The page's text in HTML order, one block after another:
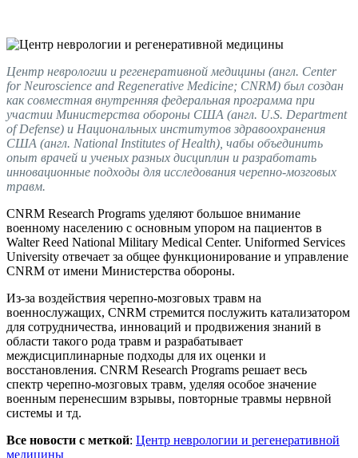
Центр неврологии и регенеративной медицины (англ. Center
for Neuroscience and Regenerative Medicine; CNRM) был создан
как совместная внутренняя федеральная программа при
участии Министерства обороны США (англ. U.S. Department
of Defense) и Национальных институтов здравоохранения
США (англ. National Institutes of Health), чабы объединить
опыт врачей и ученых разных дисциплин и разработать
инновационные подходы для исследования черепно-мозговых
травм.
CNRM Research Programs уделяют большое внимание
военному населению с основным упором на пациентов в
Walter Reed National Military Medical Center. Uniformed Services
University отвечает за общее функционирование и управление
CNRM от имени Министерства обороны.
Из-за воздействия черепно-мозговых травм на
военнослужащих, CNRM стремится послужить катализатором
для сотрудничества, инноваций и продвижения знаний в
области такого рода травм и разрабатывает
междисциплинарные подходы для их оценки и
восстановления. CNRM Research Programs решает весь
спектр черепно-мозговых травм, уделяя особое значение
военным перенесшим взрывы, повторные травмы нервной
системы и тд.
Все новости с меткой: Центр неврологии и регенеративной
медицины